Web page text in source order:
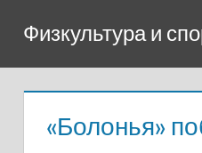
содержимому
Физкультура и
«Болонья»